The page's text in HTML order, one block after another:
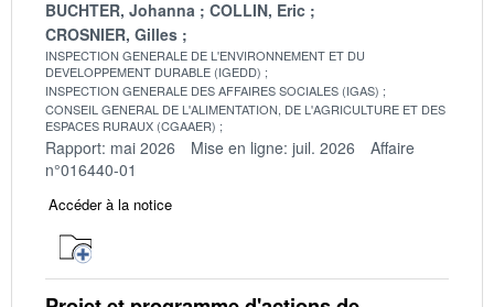
BUCHTER, Johanna
COLLIN, Eric
CROSNIER, Gilles
INSPECTION GENERALE DE L'ENVIRONNEMENT ET DU
DEVELOPPEMENT DURABLE (IGEDD)
INSPECTION GENERALE DES AFFAIRES SOCIALES (IGAS)
CONSEIL GENERAL DE L'ALIMENTATION, DE L'AGRICULTURE ET DES
ESPACES RURAUX (CGAAER)
Rapport: mai 2026 Mise en ligne: juil. 2026
Affaire
n°016440-01
Accéder à la notice